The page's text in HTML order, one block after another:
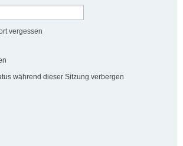
vergessen
während dieser Sitzung verbergen